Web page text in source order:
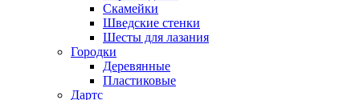
Скамейки
Шведские стенки
Шесты для лазания
Городки
Деревянные
Пластиковые
Дартс